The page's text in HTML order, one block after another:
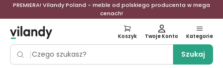
PREMIERA! Vilandy Poland - meble od polskiego producenta w mega
cenach!
Szukaj
Koszyk Twoje Konto Kategorie